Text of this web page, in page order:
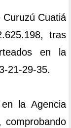
Cuatiá
tras
en la
21-29-35.
la Agencia
comprobando